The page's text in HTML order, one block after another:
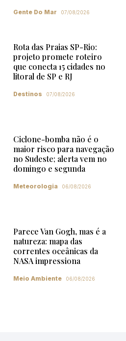
Gente Do Mar 07/08/2026
Rota das Praias SP-Rio:
projeto promete roteiro
que conecta 15 cidades no
litoral de SP e RJ
Destinos 07/08/2026
Ciclone-bomba não é o
maior risco para navegação
no Sudeste; alerta vem no
domingo e segunda
Meteorologia 06/08/2026
Parece Van Gogh, mas é a
natureza: mapa das
correntes oceânicas da
NASA impressiona
Meio Ambiente 06/08/2026